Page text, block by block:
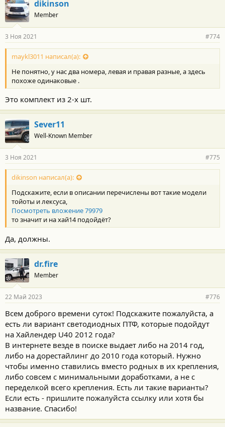
dikinson
Member
3 Ноя 2021 #774
maykl3011 написал(а):
Не понятно, у нас два номера, левая и правая разные, а здесь
похоже одинаковые .
Это комплект из 2-х шт.
Sever11
Well-Known Member
3 Ноя 2021 #775
dikinson написал(а):
Подскажите, если в описании перечислены вот такие модели
тойоты и лексуса,
Посмотреть вложение 79979
то значит и на хай14 подойдёт?
Да, должны.
dr.fire
Member
22 Май 2023 #776
Всем доброго времени суток! Подскажите пожалуйста, а
есть ли вариант светодиодных ПТФ, которые подойдут
на Хайлендер U40 2012 года?
В интернете везде в поиске выдает либо на 2014 год,
либо на дорестайлинг до 2010 года который. Нужно
чтобы именно ставились вместо родных в их крепления,
либо совсем с минимальными доработками, а не с
переделкой всего крепления. Есть ли такие варианты?
Если есть - пришлите пожалуйста ссылку или хотя бы
название. Спасибо!